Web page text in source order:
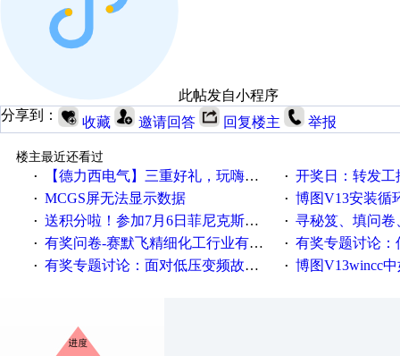
此帖发自小程序
分享到：
收藏 邀请回答 回复楼主 举报
楼主最近还看过
·
【德力西电气】三重好礼，玩嗨夏日！ · 开奖日：转发工控速派
· MCGS屏无法显示数据 · 博图V13安装循环重启
· 送积分啦！参加7月6日菲尼克斯在线研讨会即得 · 寻秘笈、填问卷
· 有奖问卷-赛默飞精细化工行业有奖调查来袭！ · 有奖专题讨论：伺服选择
· 有奖专题讨论：面对低压变频故障，老手是这样解决的！ · 博图V13wincc中如何